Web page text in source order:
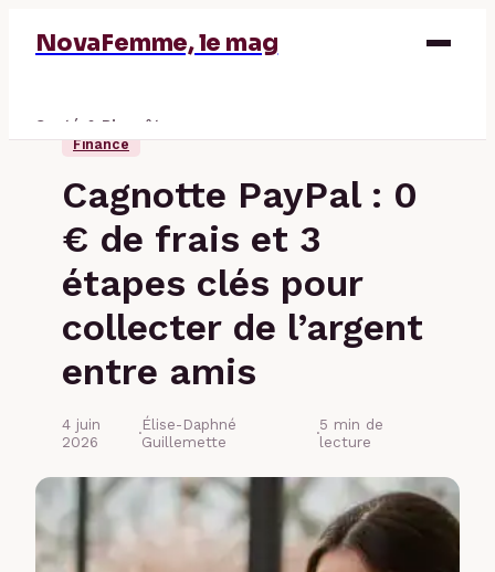
NovaFemme, le mag
Santé & Bien-être
Éducation & Emploi
Finance
Cagnotte PayPal : 0
€ de frais et 3
étapes clés pour
collecter de l’argent
entre amis
4 juin
2026
·Élise-Daphné
Guillemette
·5 min de
lecture